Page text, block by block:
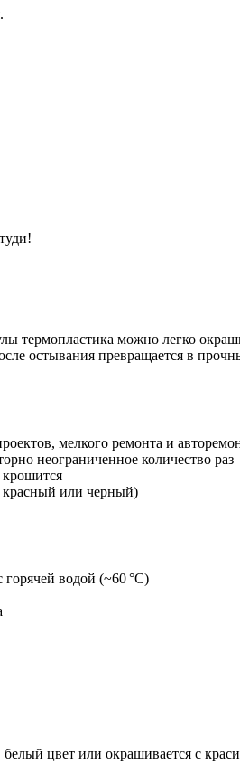
термопластика можно легко
остывания превращается в
мелкого ремонта и
неограниченное количество раз
крошится
красный или черный)
горячей водой (~60 °C)
цвет или окрашивается с